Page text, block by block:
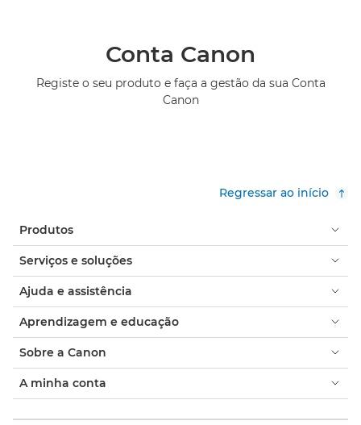
Conta Canon
Registe o seu produto e faça a gestão da sua Conta
Canon
Regressar ao início
Produtos
Serviços e soluções
Ajuda e assistência
Aprendizagem e educação
Sobre a Canon
A minha conta